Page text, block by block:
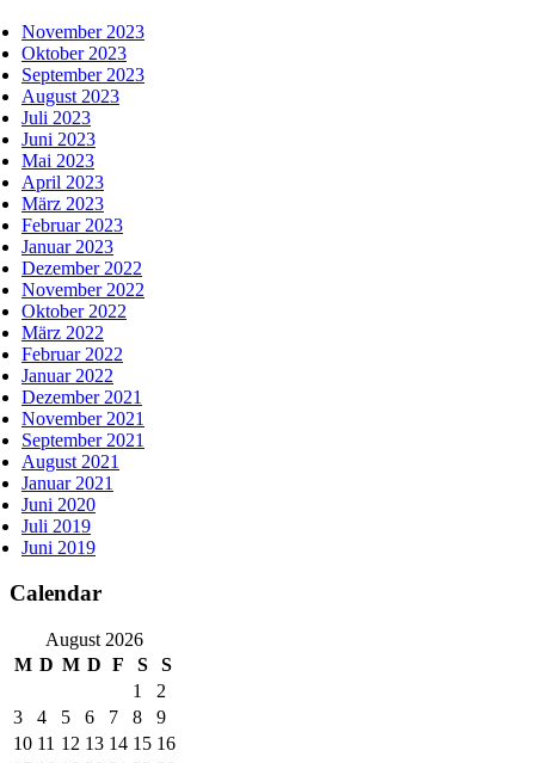
November 2023
Oktober 2023
September 2023
August 2023
Juli 2023
Juni 2023
Mai 2023
April 2023
März 2023
Februar 2023
Januar 2023
Dezember 2022
November 2022
Oktober 2022
März 2022
Februar 2022
Januar 2022
Dezember 2021
November 2021
September 2021
August 2021
Januar 2021
Juni 2020
Juli 2019
Juni 2019
Calendar
August 2026
M D M D F S
S
1
2
3
4 5 6 7 8
9
10 11 12 13 14 15 16